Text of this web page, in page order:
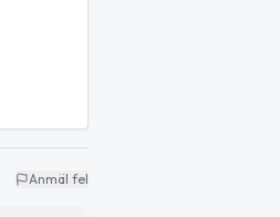
Anmäl fel